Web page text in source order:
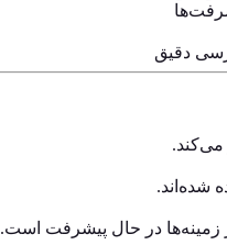
دقیق
می‌کند.
شده‌اند.
زمینه‌ها در حال پیشرفت است.